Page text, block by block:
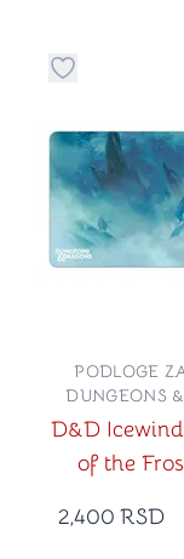
Dugme za
D&D
of the
PODLOGE
DUNGEONS
2,400 RSD